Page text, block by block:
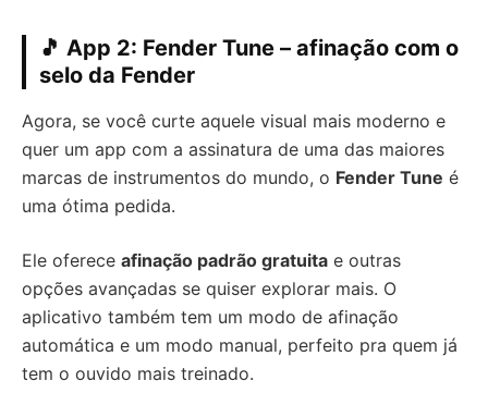
🎵 App 2: Fender Tune – afinação com o
selo da Fender
Agora, se você curte aquele visual mais moderno e
quer um app com a assinatura de uma das maiores
marcas de instrumentos do mundo, o Fender Tune é
uma ótima pedida.
Ele oferece afinação padrão gratuita e outras
opções avançadas se quiser explorar mais. O
aplicativo também tem um modo de afinação
automática e um modo manual, perfeito pra quem já
tem o ouvido mais treinado.